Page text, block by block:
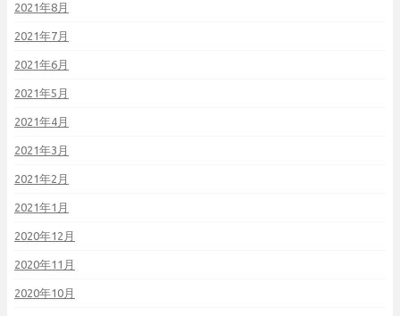
2021年8月
2021年7月
2021年6月
2021年5月
2021年4月
2021年3月
2021年2月
2021年1月
2020年12月
2020年11月
2020年10月